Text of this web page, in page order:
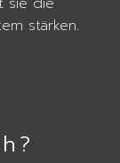
stärken.